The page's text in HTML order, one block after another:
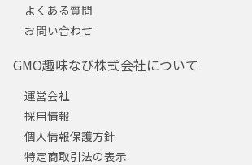
よくある質問
お問い合わせ
GMO趣味なび株式会社について
運営会社
採用情報
個人情報保護方針
特定商取引法の表示